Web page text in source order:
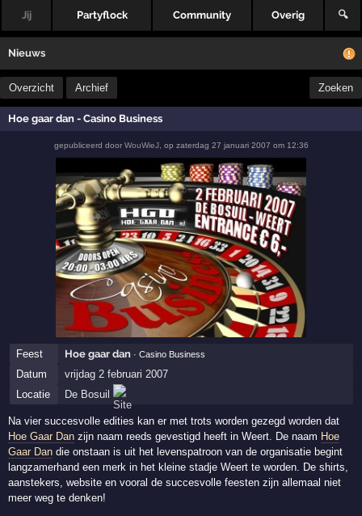
Jij Partyflock Community Overig 🔍
Nieuws
Overzicht Archief Zoeken
Hoe gaar dan - Casino Business
gepubliceerd door WouWieJ, op zaterdag 27 januari 2007 om 12:36
Feest Hoe gaar dan · Casino Business
Datum
vrijdag 2 februari 2007
Locatie
De Bosuil
Na vier succesvolle edities kan er met trots worden gezegd worden dat
Hoe Gaar Dan zijn naam reeds gevestigd heeft in Weert. De naam Hoe
Gaar Dan die onstaan is uit het levenspatroon van de organisatie begint
langzamerhand een merk in het kleine stadje Weert te worden. De shirts,
aanstekers, website en vooral de succesvolle feesten zijn allemaal niet
meer weg te denken!